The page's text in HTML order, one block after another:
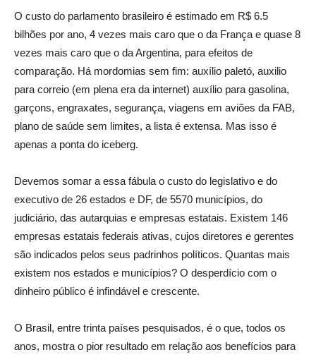
O custo do parlamento brasileiro é estimado em R$ 6.5
bilhões por ano, 4 vezes mais caro que o da França e quase 8
vezes mais caro que o da Argentina, para efeitos de
comparação. Há mordomias sem fim: auxílio paletó, auxilio
para correio (em plena era da internet) auxílio para gasolina,
garçons, engraxates, segurança, viagens em aviões da FAB,
plano de saúde sem limites, a lista é extensa. Mas isso é
apenas a ponta do iceberg.
Devemos somar a essa fábula o custo do legislativo e do
executivo de 26 estados e DF, de 5570 municípios, do
judiciário, das autarquias e empresas estatais. Existem 146
empresas estatais federais ativas, cujos diretores e gerentes
são indicados pelos seus padrinhos políticos. Quantas mais
existem nos estados e municípios? O desperdício com o
dinheiro público é infindável e crescente.
O Brasil, entre trinta países pesquisados, é o que, todos os
anos, mostra o pior resultado em relação aos benefícios para